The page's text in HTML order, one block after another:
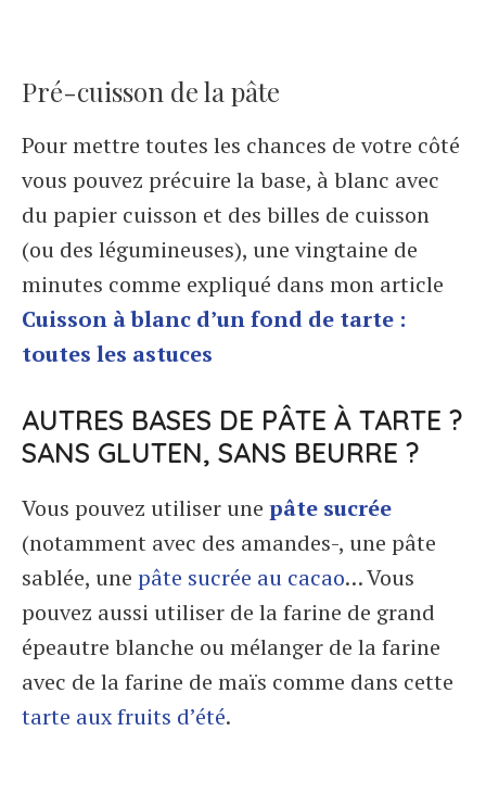
Pré-cuisson de la pâte
Pour mettre toutes les chances de votre côté
vous pouvez précuire la base, à blanc avec
du papier cuisson et des billes de cuisson
(ou des légumineuses), une vingtaine de
minutes comme expliqué dans mon article
Cuisson à blanc d’un fond de tarte :
toutes les astuces
AUTRES BASES DE PÂTE À TARTE ?
SANS GLUTEN, SANS BEURRE ?
Vous pouvez utiliser une pâte sucrée
(notamment avec des amandes-, une pâte
sablée, une pâte sucrée au cacao… Vous
pouvez aussi utiliser de la farine de grand
épeautre blanche ou mélanger de la farine
avec de la farine de maïs comme dans cette
tarte aux fruits d’été.